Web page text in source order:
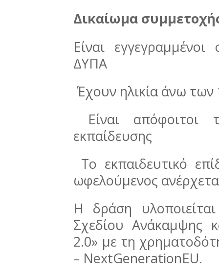
Δικαίωμα
Είναι
ΔΥΠΑ
Έχουν ηλικία άνω των
Είναι απόφοιτοι
εκπαίδευσης
Το εκπαιδευτικό
ωφελούμενος
Η δράση
Σχεδίου Ανάκαμψης
2.0» με τη
– NextGenerationEU.